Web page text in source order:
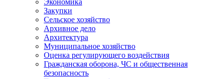
Экономика
Закупки
Сельское хозяйство
Архивное дело
Архитектура
Муниципальное хозяйство
Оценка регулирующего воздействия
Гражданская оборона, ЧС и общественная
безопасность